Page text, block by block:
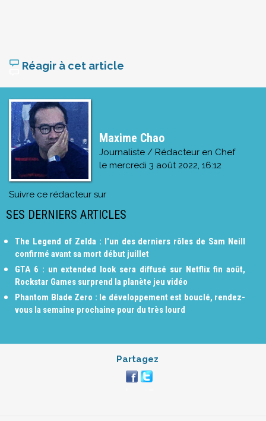
Réagir à cet article
Maxime Chao
Journaliste / Rédacteur en Chef
le mercredi 3 août 2022, 16:12
Suivre ce rédacteur sur
SES DERNIERS ARTICLES
The Legend of Zelda : l'un des derniers rôles de Sam Neill
confirmé avant sa mort début juillet
GTA 6 : un extended look sera diffusé sur Netflix fin août,
Rockstar Games surprend la planète jeu vidéo
Phantom Blade Zero : le développement est bouclé, rendez-
vous la semaine prochaine pour du très lourd
Partagez